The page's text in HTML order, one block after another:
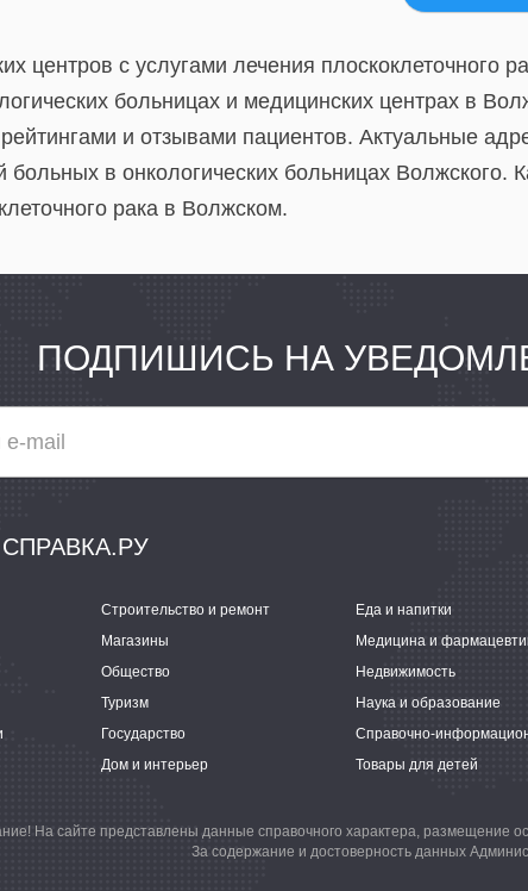
центров с услугами лечения
больницах и медицинских центрах в
рейтингами и отзывами пациентов. Актуальные
в онкологических больницах Волжского.
рака в Волжском.
ПОДПИШИСЬ НА
Строительство и ремонт Еда и напитки
Магазины Медицина и
Общество Недвижимость
Туризм Наука и образование
Государство
Дом и интерьер Товары для детей
На сайте представлены данные справочного характера, размещение
За содержание и достоверность данных